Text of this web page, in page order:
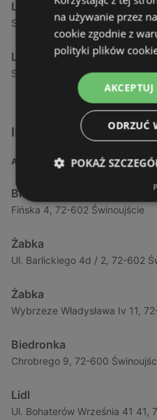
Lewiatan
Strzelecka 12 F, 72-400
Lewiatan
Szczecińska 12, 72-400
Inne sklepy
ADRES
Biedronka
Fińska 4, 72-602 Świnoujście
Żabka
Ul. Barlickiego 4d / 2, 72-602
Żabka
Wybrzeze Władysława Iv 11,
Biedronka
Chrobrego 9, 72-600
Lidl
Ul. Bohaterów Września 41 41,
na używanie przez
cookie zgodnie z
polityki plików
ODRZUĆ
POKAŻ